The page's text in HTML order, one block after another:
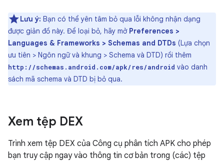
Lưu ý: Bạn có thể yên tâm bỏ qua lỗi không nhận dạng
được giản đồ này. Để loại bỏ, hãy mở Preferences >
Languages & Frameworks > Schemas and DTDs (Lựa chọn
ưu tiên > Ngôn ngữ và khung > Schema và DTD) rồi thêm
http://schemas.android.com/apk/res/android vào danh
sách mã schema và DTD bị bỏ qua.
Xem tệp DEX
Trình xem tệp DEX của Công cụ phân tích APK cho phép
bạn truy cập ngay vào thông tin cơ bản trong (các) tệp